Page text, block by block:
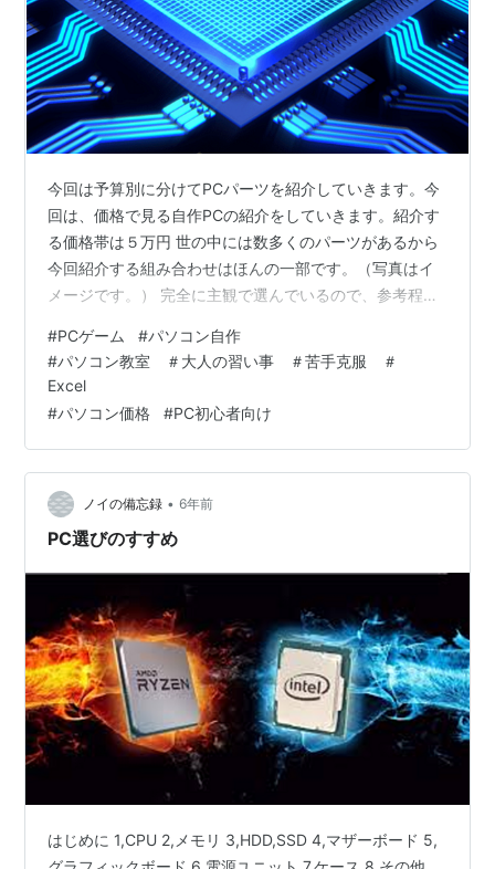
今回は予算別に分けてPCパーツを紹介していきます。今
回は、価格で見る自作PCの紹介をしていきます。紹介す
る価格帯は５万円 世の中には数多くのパーツがあるから
今回紹介する組み合わせはほんの一部です。（写真はイ
メージです。） 完全に主観で選んでいるので、参考程度
どれ選んだらたらいいかわからないって人向けのです。
目次 今回は５万円以下 パソコンの核となるCPU マザー
PCケース 今回は５万円以下 組む自作PCとして、最低限
の動画編集にFPSゲームとあわよくば配信までできる環
#PCゲーム #パソコン自作
#パソコン教室 ＃大人の習い事 ＃苦手克服 ＃
Excel
#パソコン価格 #PC初心者向け
ノイの備忘録 • 6年前
PC選びのすすめ
はじめに 1,CPU 2,メモリ 3,HDD,SSD 4,マザーボード 5,